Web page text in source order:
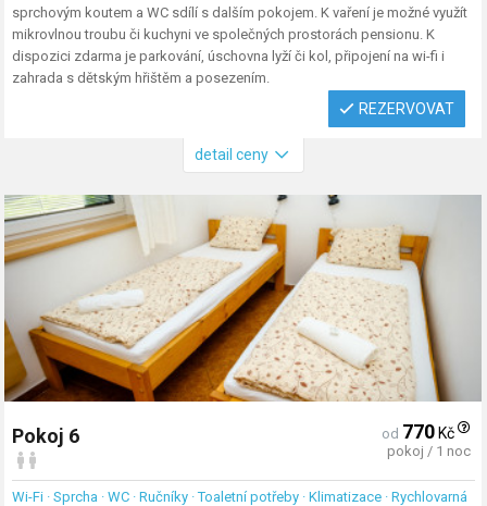
sprchovým koutem a WC sdílí s dalším pokojem. K vaření je možné využít
mikrovlnou troubu či kuchyni ve společných prostorách pensionu. K
dispozici zdarma je parkování, úschovna lyží či kol, připojení na wi-fi i
zahrada s dětským hřištěm a posezením.
REZERVOVAT
detail ceny
Pokoj 6 od 770 Kč
pokoj / 1 noc
Wi-Fi · Sprcha · WC · Ručníky · Toaletní potřeby · Klimatizace · Rychlovarná